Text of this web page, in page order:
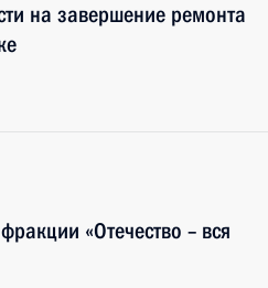
на завершение ремонта
«Отечество – вся